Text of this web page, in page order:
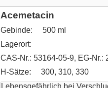
Acemetacin
Gebinde:
500 ml
Lagerort:
CAS-Nr.: 53164-05-9, EG-Nr.:
H-Sätze:
300, 310, 330